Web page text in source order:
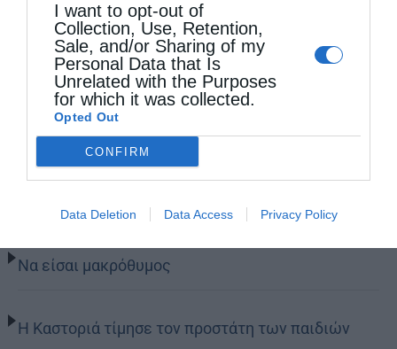
I want to opt-out of
Collection, Use, Retention,
Sale, and/or Sharing of my
Personal Data that Is
Unrelated with the Purposes
for which it was collected.
Opted Out
CONFIRM
Data Deletion Data Access Privacy Policy
Να είσαι μακρόθυμος
Η Καστοριά τίμησε τον προστάτη των παιδιών